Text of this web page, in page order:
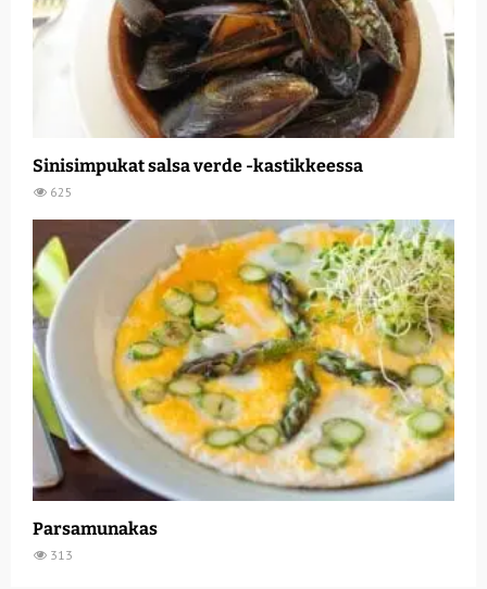
Sinisimpukat salsa verde -kastikkeessa
625
Parsamunakas
313